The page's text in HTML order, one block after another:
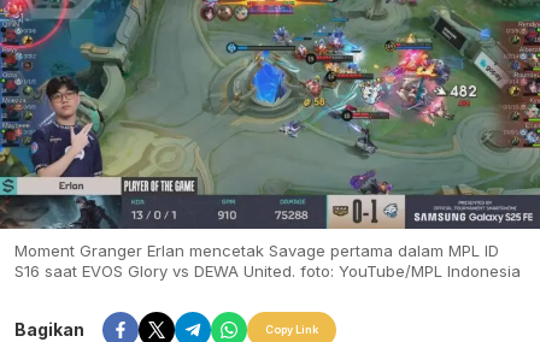
Moment Granger Erlan mencetak Savage pertama dalam MPL ID
S16 saat EVOS Glory vs DEWA United. foto: YouTube/MPL Indonesia
Bagikan Copy Link